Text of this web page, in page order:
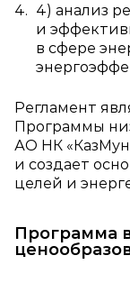
4) анализ
и
в сфере
Регламент
Программы
АО НК
и создает
целей и
Программа